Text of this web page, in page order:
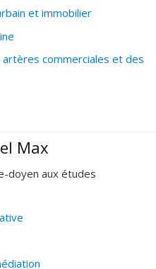
et immobilier
commerciales et des
Max
doyen aux études